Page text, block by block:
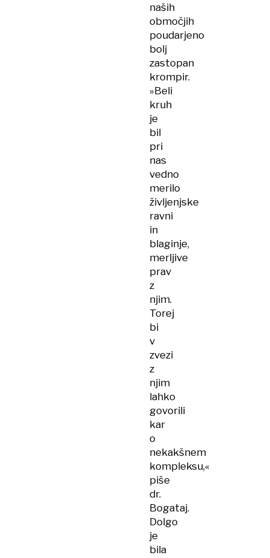
naših
območjih
poudarjeno
bolj
zastopan
krompir.
»Beli
kruh
je
bil
pri
nas
vedno
merilo
življenjske
ravni
in
blaginje,
merljive
prav
z
njim.
Torej
bi
v
zvezi
z
njim
lahko
govorili
kar
o
nekakšnem
kompleksu,«
piše
dr.
Bogataj.
Dolgo
je
bila